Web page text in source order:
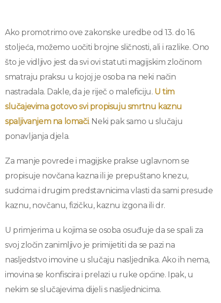
Ako promotrimo ove zakonske uredbe od 13. do 16.
stoljeća, možemo uočiti brojne sličnosti, ali i razlike. Ono
što je vidljivo jest da svi ovi statuti magijskim zločinom
smatraju praksu u kojoj je osoba na neki način
nastradala. Dakle, da je riječ o maleficiju. U tim
slučajevima gotovo svi propisuju smrtnu kaznu
spaljivanjem na lomači. Neki pak samo u slučaju
ponavljanja djela.
Za manje povrede i magijske prakse uglavnom se
propisuje novčana kazna ili je prepuštano knezu,
sudcima i drugim predstavnicima vlasti da sami presude
kaznu, novčanu, fizičku, kaznu izgona ili dr.
U primjerima u kojima se osoba osuđuje da se spali za
svoj zločin zanimljivo je primijetiti da se pazi na
nasljedstvo imovine u slučaju nasljednika. Ako ih nema,
imovina se konfiscira i prelazi u ruke općine. Ipak, u
nekim se slučajevima dijeli s nasljednicima.